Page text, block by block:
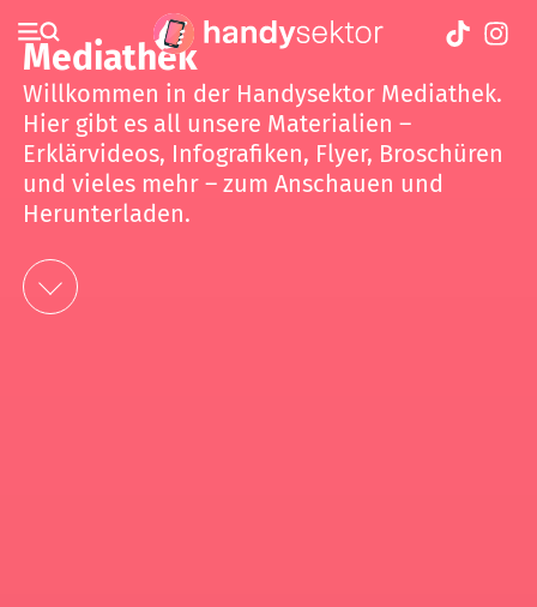
Mediathek
Willkommen in der Handysektor Mediathek.
Hier gibt es all unsere Materialien –
Erklärvideos, Infografiken, Flyer, Broschüren
und vieles mehr – zum Anschauen und
Herunterladen.